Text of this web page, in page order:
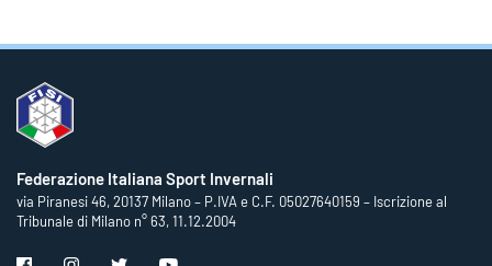
Federazione Italiana Sport Invernali
via Piranesi 46, 20137 Milano – P.IVA e C.F. 05027640159 – Iscrizione al
Tribunale di Milano n° 63, 11.12.2004